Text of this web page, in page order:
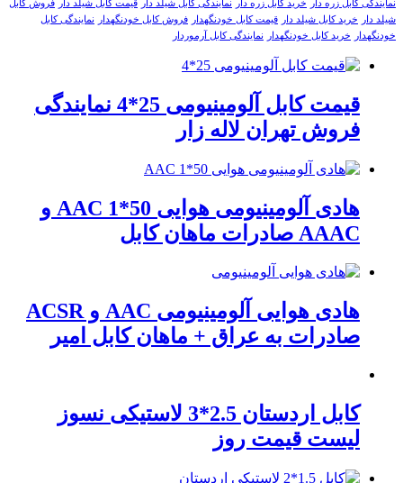
نمایندگی کابل زره دار
خرید کابل زره دار نمایندگی کابل شیلد دار قیمت کابل شیلد دار
فروش کابل
شیلد دار
خرید کابل شیلد دار قیمت کابل خودنگهدار فروش کابل خودنگهدار
نمایندگی کابل
خودنگهدار
خرید کابل خودنگهدار نمایندگی کابل آرموردار
قیمت کابل آلومینیومی 25*4 نمایندگی
فروش تهران لاله زار
هادی آلومینیومی هوایی 50*1 AAC و
AAAC صادرات ماهان کابل
هادی هوایی آلومینیومی AAC و ACSR
صادرات به عراق + ماهان کابل امیر
کابل اردستان 2.5*3 لاستیکی نسوز
لیست قیمت روز